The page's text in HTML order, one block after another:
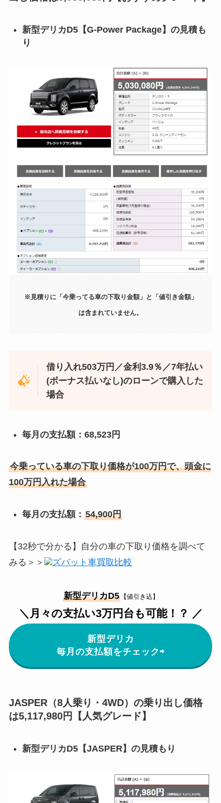
新型デリカD5【G-Power Package】の見積も
り
※見積りに「今乗ってる車の下取り金額」と「値引き金額」
は含まれていません。
借り入れ503万円／金利3.9％／7年払い
(ボーナス払いなし)のローンで購入した
場合
毎月の支払額：68,523円
今乗っている車の下取り価格が100万円で、頭金に
100万円入れた場合
毎月の支払額： 54,900円
【32秒で分かる】自分の車の下取り価格を調べて
みる＞＞
ズバット車買取比較
新型デリカD5【値引き込】
＼月々の支払い3万円台も可能！？ ／
新型デリカ
毎月の支払額をチェック⇨
JASPER（8人乗り・4WD）の乗り出し価格
は5,117,980円【人気グレード】
新型デリカD5【JASPER】の見積もり